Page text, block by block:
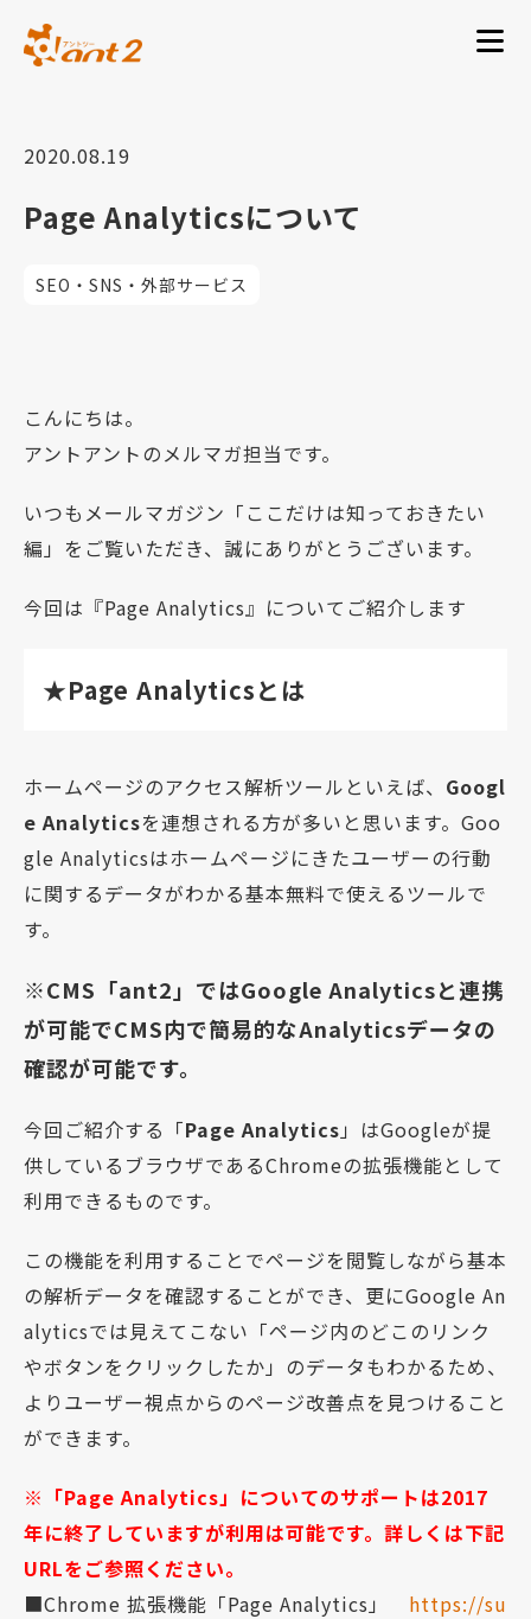
2020.08.19
Page Analyticsについて
SEO・SNS・外部サービス
こんにちは。
アントアントのメルマガ担当です。
いつもメールマガジン「ここだけは知っておきたい
編」をご覧いただき、誠にありがとうございます。
今回は『Page Analytics』についてご紹介します
★Page Analyticsとは
ホームページのアクセス解析ツールといえば、 Googl
e Analyticsを連想される方が多いと思います。Goo
gle Analyticsはホームページにきたユーザーの行動
に関するデータがわかる基本無料で使えるツールで
す。
※CMS「ant2」ではGoogle Analyticsと連携
が可能でCMS内で簡易的なAnalyticsデータの
確認が可能です。
今回ご紹介する「Page Analytics 」はGoogleが提
供しているブラウザであるChromeの拡張機能として
利用できるものです。
この機能を利用することでページを閲覧しながら基本
の解析データを確認することができ、更にGoogle An
alyticsでは見えてこない「ページ内のどこのリンク
やボタンをクリックしたか」のデータもわかるため、
よりユーザー視点からのページ改善点を見つけること
ができます。
※「Page Analytics」についてのサポートは2017
年に終了していますが利用は可能です。詳しくは下記
URLをご参照ください。
■Chrome 拡張機能「Page Analytics」 https://su